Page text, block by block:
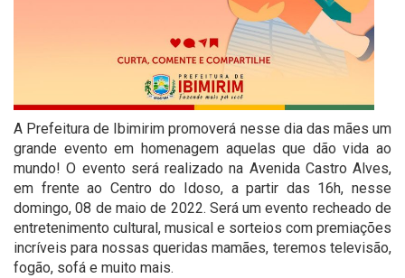
A Prefeitura de Ibimirim promoverá nesse dia das mães um
grande evento em homenagem aquelas que dão vida ao
mundo! O evento será realizado na Avenida Castro Alves,
em frente ao Centro do Idoso, a partir das 16h, nesse
domingo, 08 de maio de 2022. Será um evento recheado de
entretenimento cultural, musical e sorteios com premiações
incríveis para nossas queridas mamães, teremos televisão,
fogão, sofá e muito mais.